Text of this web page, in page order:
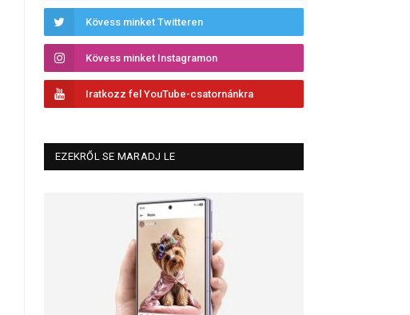
Kövess minket Twitteren
Kövess minket Instagramon
Iratkozz fel YouTube-csatornánkra
EZEKRŐL SE MARADJ LE